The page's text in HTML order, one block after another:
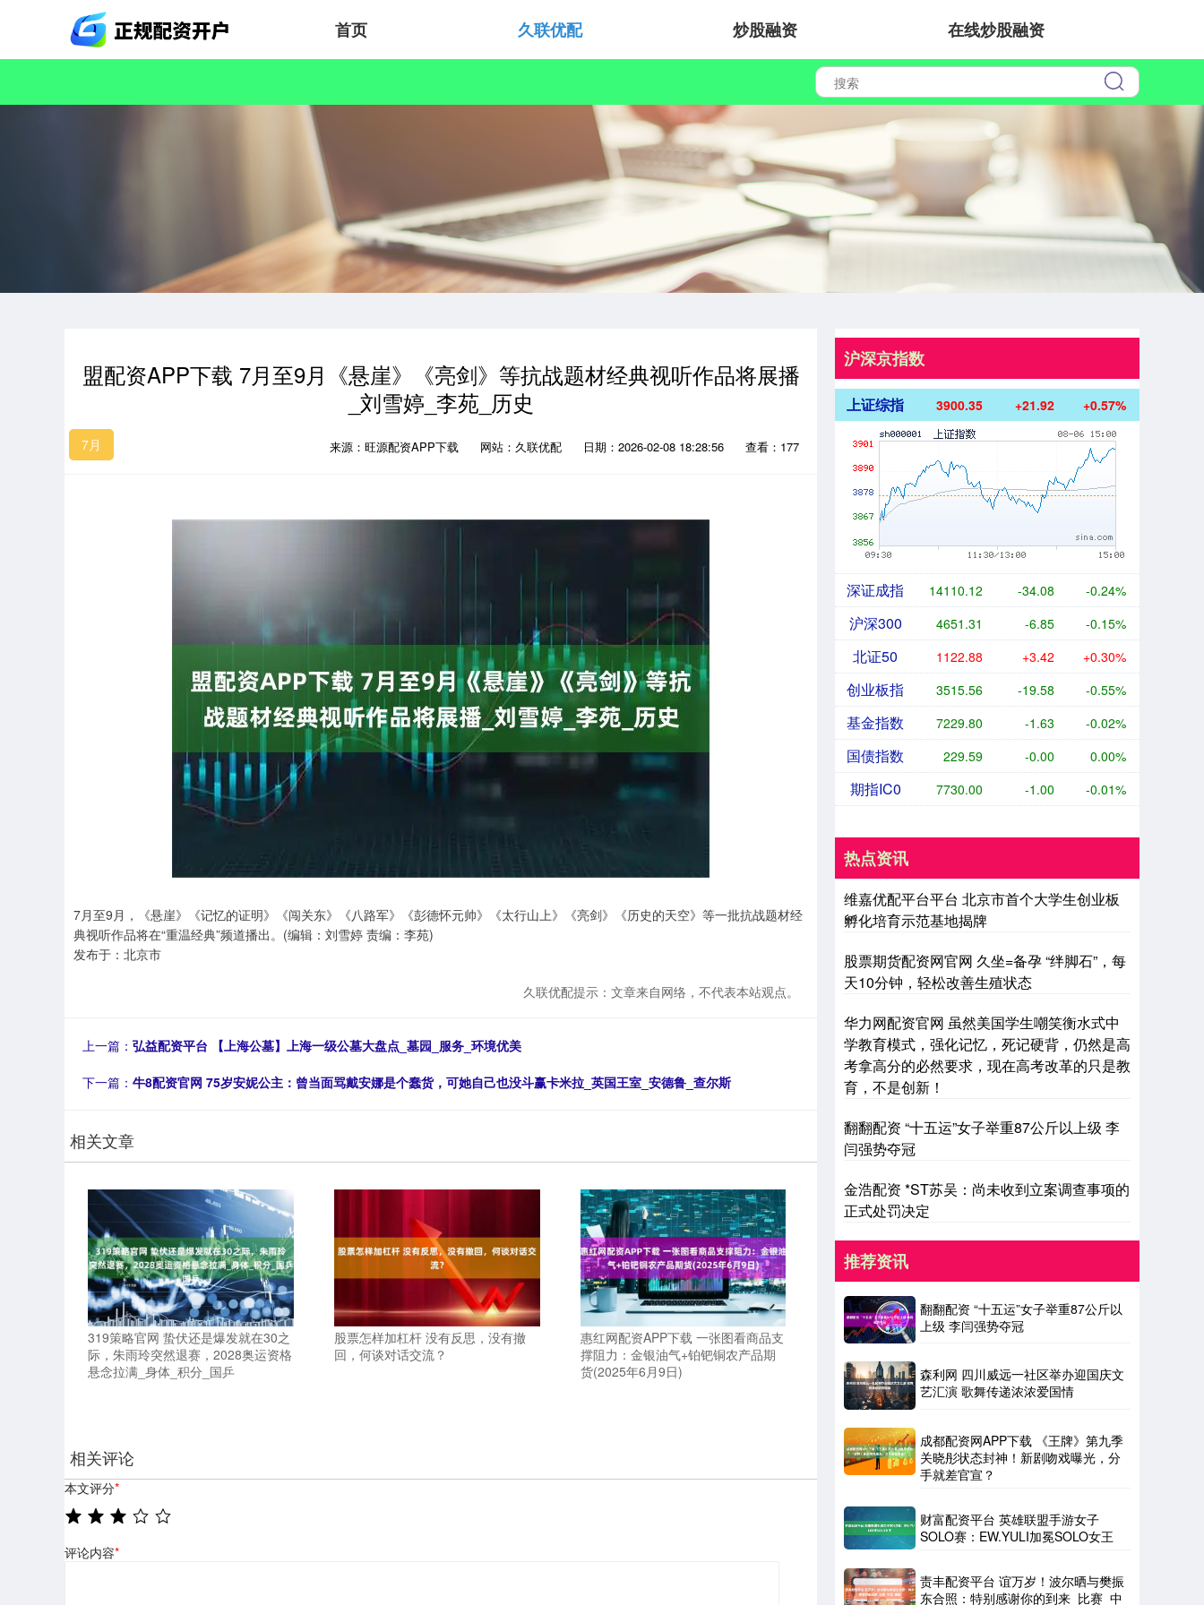
首页 久联优配 炒股融资 在线炒股融资
盟配资APP下载 7月至9月《悬崖》《亮剑》等抗战题材经典视听作品将展播
_刘雪婷_李苑_历史
7月 来源：旺源配资APP下载 网站：久联优配 日期：2026-02-08 18:28:56 查看：177
7月至9月，《悬崖》《记忆的证明》《闯关东》《八路军》《彭德怀元帅》《太行山上》《亮剑》《历史的天空》等一批抗战题材经
典视听作品将在“重温经典”频道播出。(编辑：刘雪婷 责编：李苑)
发布于：北京市
久联优配提示：文章来自网络，不代表本站观点。
上一篇： 弘益配资平台 【上海公墓】上海一级公墓大盘点_墓园_服务_环境优美
下一篇： 牛8配资官网 75岁安妮公主：曾当面骂戴安娜是个蠢货，可她自己也没斗赢卡米拉_英国王室_安德鲁_查尔斯
相关文章
319策略官网 蛰伏还是爆发就在30之
际，朱雨玲突然退赛，2028奥运资格
悬念拉满_身体_积分_国乒
股票怎样加杠杆 没有反思，没有撤
回，何谈对话交流？
惠红网配资APP下载 一张图看商品支
撑阻力：金银油气+铂钯铜农产品期
货(2025年6月9日)
相关评论
本文评分*
评论内容*
沪深京指数
上证综指 3900.35 +21.92 +0.57%
深证成指 14110.12 -34.08 -0.24%
沪深300 4651.31 -6.85 -0.15%
北证50 1122.88 +3.42 +0.30%
创业板指 3515.56 -19.58 -0.55%
基金指数 7229.80 -1.63 -0.02%
国债指数 229.59 -0.00 0.00%
期指IC0 7730.00 -1.00 -0.01%
热点资讯
维嘉优配平台平台 北京市首个大学生创业板
孵化培育示范基地揭牌
股票期货配资网官网 久坐=备孕 “绊脚石”，每
天10分钟，轻松改善生殖状态
华力网配资官网 虽然美国学生嘲笑衡水式中
学教育模式，强化记忆，死记硬背，仍然是高
考拿高分的必然要求，现在高考改革的只是教
育，不是创新！
翻翻配资 “十五运”女子举重87公斤以上级 李
闫强势夺冠
金浩配资 *ST苏吴：尚未收到立案调查事项的
正式处罚决定
推荐资讯
翻翻配资 “十五运”女子举重87公斤以
上级 李闫强势夺冠
森利网 四川威远一社区举办迎国庆文
艺汇演 歌舞传递浓浓爱国情
成都配资网APP下载 《王牌》第九季
关晓彤状态封神！新剧吻戏曝光，分
手就差官宣？
财富配资平台 英雄联盟手游女子
SOLO赛：EW.YULI加冕SOLO女王
责丰配资平台 谊万岁！波尔晒与樊振
东合照：特别感谢你的到来_比赛_中